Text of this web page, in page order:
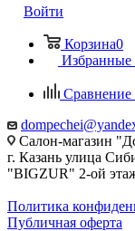
Войти
Корзина0
Избранные
Сравнение
Салон-магазин
г. Казань улица
"BIGZUR" 2-ой
Политика
Публичная оферта